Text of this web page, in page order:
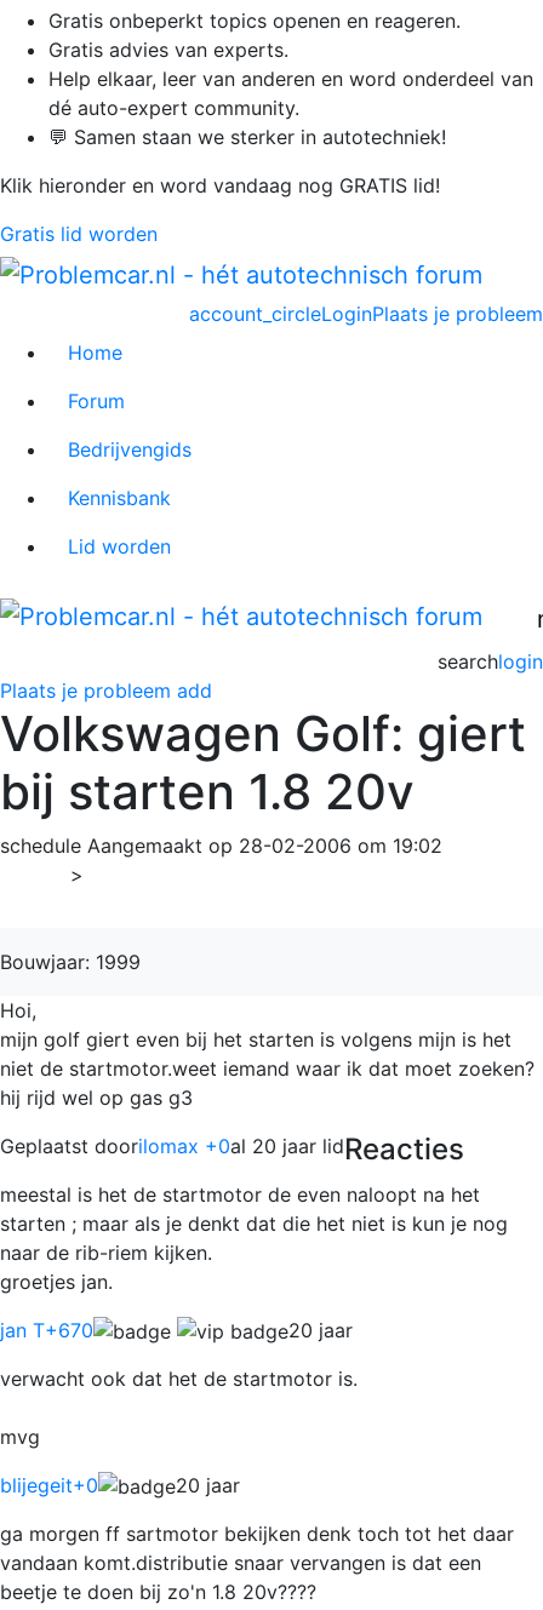
Gratis onbeperkt topics openen en reageren.
Gratis advies van experts.
Help elkaar, leer van anderen en word onderdeel van
dé auto-expert community.
💬 Samen staan we sterker in autotechniek!
Klik hieronder en word vandaag nog GRATIS lid!
Gratis lid worden
Plaats je probleem
account_circleLogin
Home
Forum
Bedrijvengids
Kennisbank
Lid worden
login
search
Plaats je probleem add
Volkswagen Golf: giert
bij starten 1.8 20v
schedule Aangemaakt op 28-02-2006 om 19:02
>
Bouwjaar: 1999
Hoi,
mijn golf giert even bij het starten is volgens mijn is het
niet de startmotor.weet iemand waar ik dat moet zoeken?
hij rijd wel op gas g3
Geplaatst doorilomax +0al 20 jaar lidReacties
meestal is het de startmotor de even naloopt na het
starten ; maar als je denkt dat die het niet is kun je nog
naar de rib-riem kijken.
groetjes jan.
jan T+670
20 jaar
verwacht ook dat het de startmotor is.
mvg
blijegeit+0
20 jaar
ga morgen ff sartmotor bekijken denk toch tot het daar
vandaan komt.distributie snaar vervangen is dat een
beetje te doen bij zo'n 1.8 20v????